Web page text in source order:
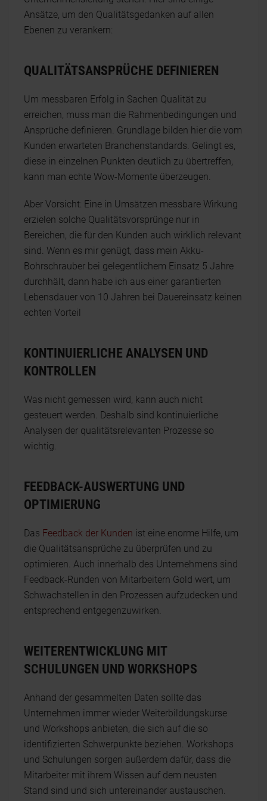
Ansätze, um den Qualitätsgedanken auf allen
Ebenen zu verankern:
QUALITÄTSANSPRÜCHE DEFINIEREN
Um messbaren Erfolg in Sachen Qualität zu
erreichen, muss man die Rahmenbedingungen und
Ansprüche definieren. Grundlage bilden hier die vom
Kunden erwarteten Branchenstandards. Gelingt es,
diese in einzelnen Punkten deutlich zu übertreffen,
kann man echte Wow-Momente überzeugen.
Aber Vorsicht: Eine in Umsätzen messbare Wirkung
erzielen solche Qualitätsvorsprünge nur in
Bereichen, die für den Kunden auch wirklich relevant
sind. Wenn es mir genügt, dass mein Akku-
Bohrschrauber bei gelegentlichem Einsatz 5 Jahre
durchhält, dann habe ich aus einer garantierten
Lebensdauer von 10 Jahren bei Dauereinsatz keinen
echten Vorteil
KONTINUIERLICHE ANALYSEN UND
KONTROLLEN
Was nicht gemessen wird, kann auch nicht
gesteuert werden. Deshalb sind kontinuierliche
Analysen der qualitätsrelevanten Prozesse so
wichtig.
FEEDBACK-AUSWERTUNG UND
OPTIMIERUNG
Das Feedback der Kunden ist eine enorme Hilfe, um
die Qualitätsansprüche zu überprüfen und zu
optimieren. Auch innerhalb des Unternehmens sind
Feedback-Runden von Mitarbeitern Gold wert, um
Schwachstellen in den Prozessen aufzudecken und
entsprechend entgegenzuwirken.
WEITERENTWICKLUNG MIT
SCHULUNGEN UND WORKSHOPS
Anhand der gesammelten Daten sollte das
Unternehmen immer wieder Weiterbildungskurse
und Workshops anbieten, die sich auf die so
identifizierten Schwerpunkte beziehen. Workshops
und Schulungen sorgen außerdem dafür, dass die
Mitarbeiter mit ihrem Wissen auf dem neusten
Stand sind und sich untereinander austauschen.